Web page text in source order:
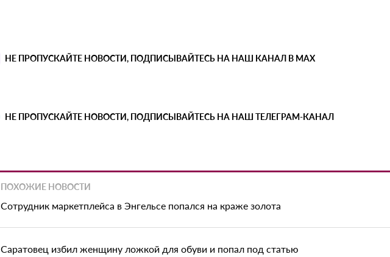
НЕ ПРОПУСКАЙТЕ НОВОСТИ, ПОДПИСЫВАЙТЕСЬ НА НАШ КАНАЛ В MAX
НЕ ПРОПУСКАЙТЕ НОВОСТИ, ПОДПИСЫВАЙТЕСЬ НА НАШ ТЕЛЕГРАМ-КАНАЛ
ПОХОЖИЕ НОВОСТИ
Сотрудник маркетплейса в Энгельсе попался на краже золота
Саратовец избил женщину ложкой для обуви и попал под статью